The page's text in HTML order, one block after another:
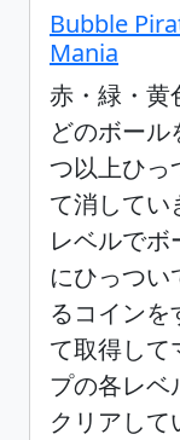
Bubble
Mania
赤・緑・黄
どのボール
つ以上ひっ
て消してい
レベルでボ
にひっつい
るコインを
て取得して
プの各レベ
クリアして